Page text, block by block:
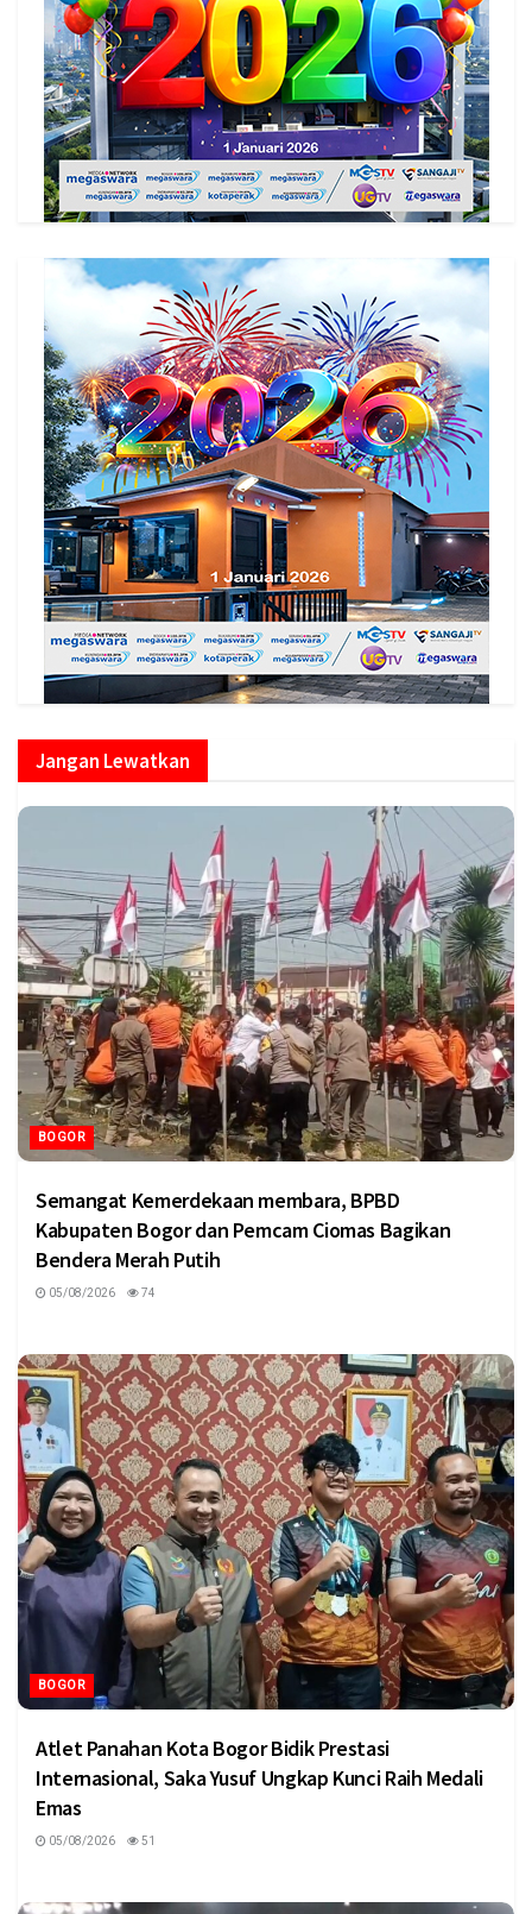
Jangan Lewatkan
BOGOR
Semangat Kemerdekaan membara, BPBD
Kabupaten Bogor dan Pemcam Ciomas Bagikan
Bendera Merah Putih
05/08/2026 74
BOGOR
Atlet Panahan Kota Bogor Bidik Prestasi
Internasional, Saka Yusuf Ungkap Kunci Raih Medali
Emas
05/08/2026 51